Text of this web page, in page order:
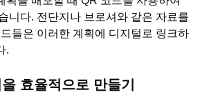
니다. 전단지나 브로셔와 같은 자료를
들은 이러한 계획에 디지털로 링크하
.
효율적으로 만들기